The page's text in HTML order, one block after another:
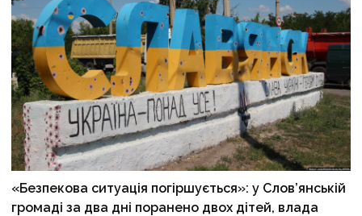
«Безпекова ситуація погіршується»: у Слов’янській
громаді за два дні поранено двох дітей, влада